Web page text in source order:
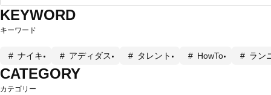
KEYWORD
キーワード
ナイキ アディダス タレント HowTo ラン
CATEGORY
カテゴリー